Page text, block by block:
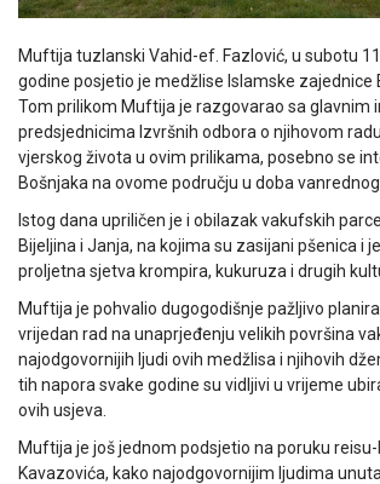
Muftija tuzlanski Vahid-ef. Fazlović, u subotu
godine posjetio je medžlise Islamske zajednice
Tom prilikom Muftija je razgovarao sa glavnim
predsjednicima Izvršnih odbora o njihovom
vjerskog života u ovim prilikama, posebno se
Bošnjaka na ovome području u doba vanrednog
Istog dana upriličen je i obilazak vakufskih
Bijeljina i Janja, na kojima su zasijani pšenica i
proljetna sjetva krompira, kukuruza i drugih
Muftija je pohvalio dugogodišnje pažljivo
vrijedan rad na unaprjeđenju velikih površina
najodgovornijih ljudi ovih medžlisa i njihovih
tih napora svake godine su vidljivi u vrijeme
ovih usjeva.
Muftija je još jednom podsjetio na poruku
Kavazovića, kako najodgovornijim ljudima